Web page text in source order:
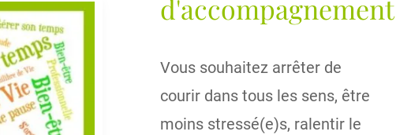
d'accompagnement
Vous souhaitez arrêter de
courir dans tous les sens, être
moins stressé(e)s, ralentir le